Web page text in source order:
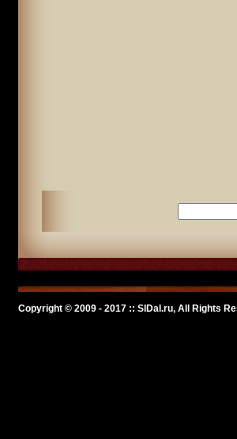
Copyright © 2009 - 2017 :: SlDal.ru, All Rights